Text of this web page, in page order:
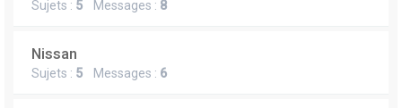
Sujets : 5 Messages : 8
Nissan
Sujets : 5 Messages : 6